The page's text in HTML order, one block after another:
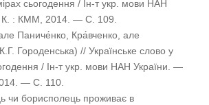
сьогодення / Ін-т укр. мови НАН
К. : КММ, 2014. — С. 109.
Паниче́нко, Кра́вченко, але
Городенська) // Українське слово у
/ Ін-т укр. мови НАН України. —
— С. 110.
чи борисполець проживає в